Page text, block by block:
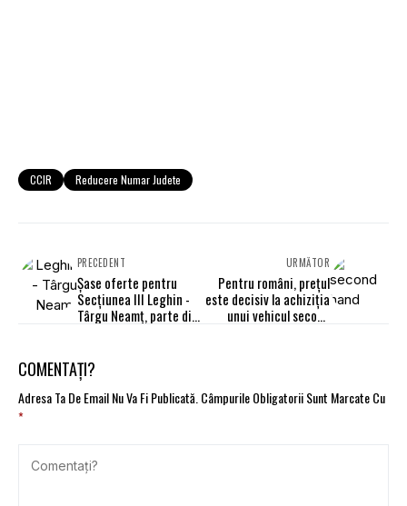
CCIR Reducere Numar Judete
PRECEDENT
Şase oferte pentru
Secţiunea III Leghin -
Târgu Neamţ, parte din
URMĂTOR
Pentru români, prețul
este decisiv la achiziția
unui vehicul second
COMENTAȚI?
Adresa Ta De Email Nu Va Fi Publicată.Câmpurile Obligatorii Sunt Marcate Cu
*